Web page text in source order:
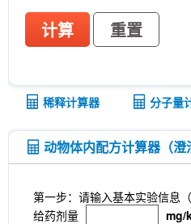
计算 重置
稀释计算器 分子量
动物体内配方计算器（澄
第一步：请输入基本实验信息
给药剂量
mg/